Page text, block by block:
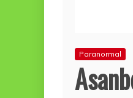
Paranormal